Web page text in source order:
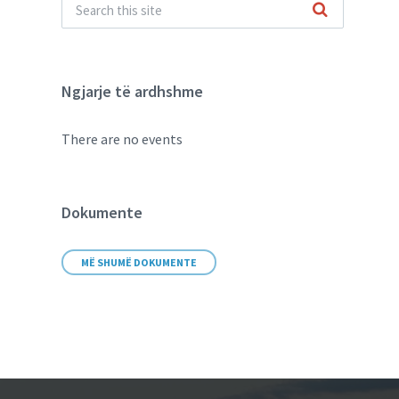
Ngjarje të ardhshme
There are no events
Dokumente
MË SHUMË DOKUMENTE